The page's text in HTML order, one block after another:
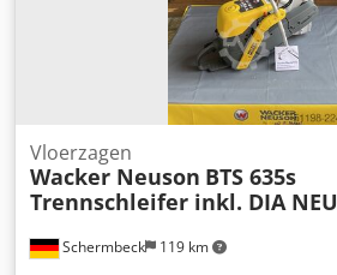
Schermbeck 119 km
Vloerzagen
Wacker Neuson BTS 635s
Trennschleifer inkl. DIA NEU